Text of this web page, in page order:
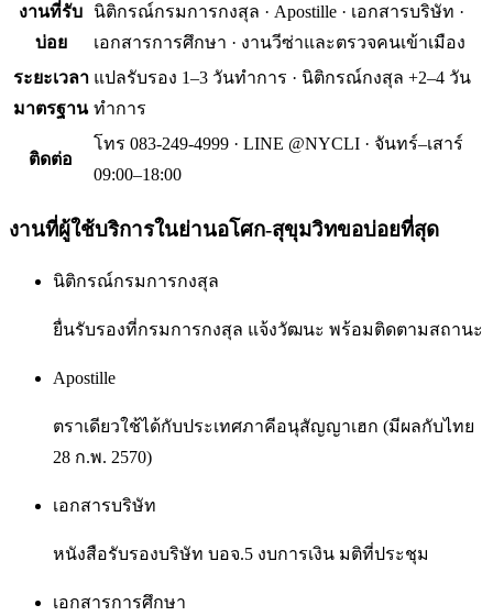
งานที่รับ
บ่อย
นิติกรณ์กรมการกงสุล · Apostille · เอกสารบริษัท ·
เอกสารการศึกษา · งานวีซ่าและตรวจคนเข้าเมือง
ระยะเวลา
มาตรฐาน
แปลรับรอง 1–3 วันทำการ · นิติกรณ์กงสุล +2–4 วัน
ทำการ
ติดต่อ
โทร 083-249-4999 · LINE @NYCLI · จันทร์–เสาร์
09:00–18:00
งานที่ผู้ใช้บริการในย่านอโศก-สุขุมวิทขอบ่อยที่สุด
นิติกรณ์กรมการกงสุล
ยื่นรับรองที่กรมการกงสุล แจ้งวัฒนะ พร้อมติดตามสถานะ
Apostille
ตราเดียวใช้ได้กับประเทศภาคีอนุสัญญาเฮก (มีผลกับไทย
28 ก.พ. 2570)
เอกสารบริษัท
หนังสือรับรองบริษัท บอจ.5 งบการเงิน มติที่ประชุม
เอกสารการศึกษา